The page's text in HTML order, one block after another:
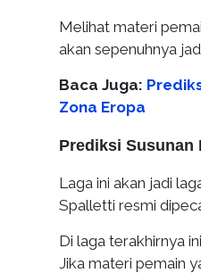
Melihat materi
akan sepenuhnya
Baca Juga:
Zona Eropa
Prediksi Susunan
Laga ini akan jadi
Spalletti resmi
Di laga terakhirnya
Jika materi pemain